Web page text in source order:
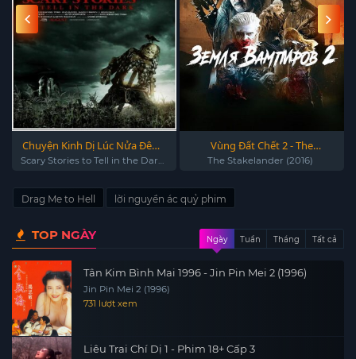
Chuyện Kinh Dị Lúc Nửa Đêm -
Scary Stories to Tell in the Dark
Scary Stories to Tell in the Dark
Vùng Đất Chết 2 - The
Stakelander (2016)
The Stakelander (2016)
Drag Me to Hell lời nguyền ác quỷ phim
TOP NGÀY Ngày Tuần Tháng Tất cả
Tân Kim Bình Mai 1996 - Jin Pin Mei 2 (1996)
Jin Pin Mei 2 (1996)
731 lượt xem
Liêu Trai Chí Dị 1 - Phim 18+ Cấp 3